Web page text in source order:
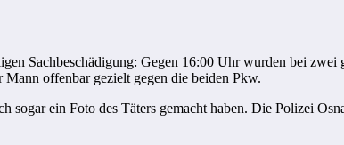
Sachbeschädigung: Gegen 16:00 Uhr wurden bei
offenbar gezielt gegen die beiden Pkw.
ein Foto des Täters gemacht haben. Die Polizei